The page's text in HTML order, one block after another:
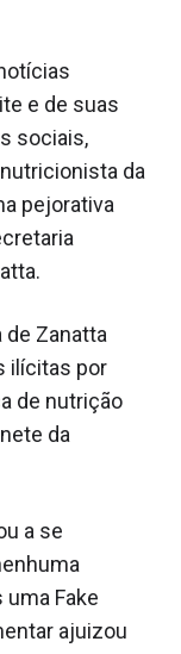
e de suas
sociais,
da
pejorativa
Zanatta
ilícitas por
de nutrição
da
a se
Fake
ajuizou